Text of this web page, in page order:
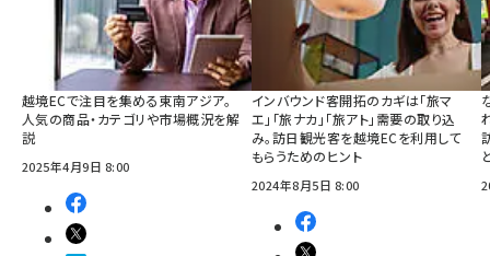
越境ECで注目を集める東南アジア。
人気の商品・カテゴリや市場概況を解
説
2025年4月9日 8:00
インバウンド客開拓のカギは「旅マ
エ」「旅ナカ」「旅アト」需要の取り込
み。訪日観光客を越境ECを利用して
もらうためのヒント
2024年8月5日 8:00